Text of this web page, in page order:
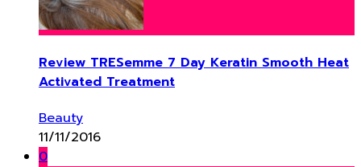
Review TRESemme 7 Day Keratin Smooth Heat
Activated Treatment
Beauty
11/11/2016
0